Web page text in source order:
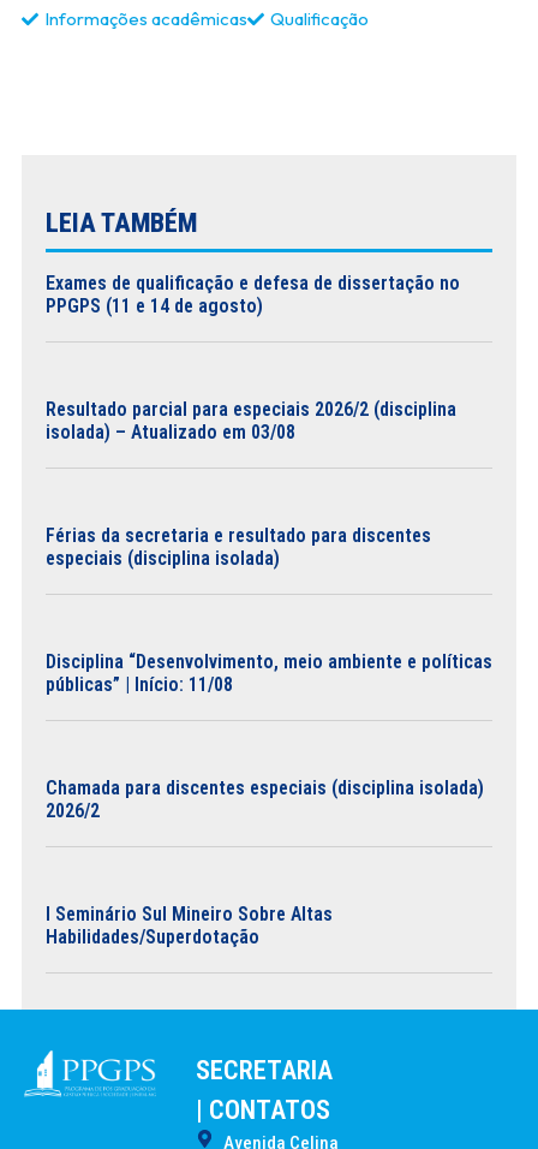
Informações acadêmicas
Qualificação
LEIA TAMBÉM
Exames de qualificação e defesa de dissertação no
PPGPS (11 e 14 de agosto)
Resultado parcial para especiais 2026/2 (disciplina
isolada) – Atualizado em 03/08
Férias da secretaria e resultado para discentes
especiais (disciplina isolada)
Disciplina “Desenvolvimento, meio ambiente e políticas
públicas” | Início: 11/08
Chamada para discentes especiais (disciplina isolada)
2026/2
I Seminário Sul Mineiro Sobre Altas
Habilidades/Superdotação
SECRETARIA
| CONTATOS
Avenida Celina